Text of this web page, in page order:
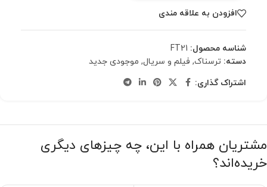
افزودن به علاقه مندی
شناسه محصول: FT21
دسته: ترسناک, فیلم و سریال, موجودی جدید
اشتراک گذاری:
مشتریان همراه با این، چه چیزهای دیگری
خریده‌اند؟